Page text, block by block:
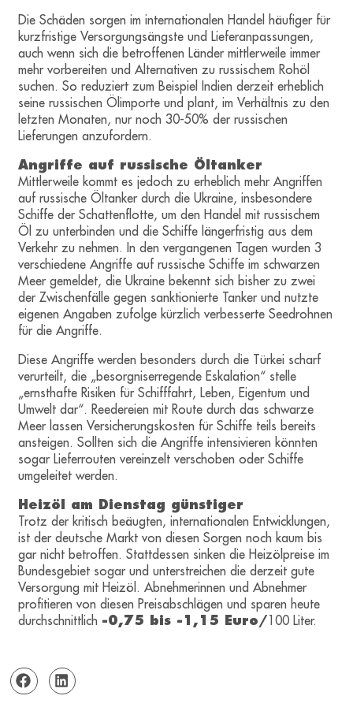
Die Schäden sorgen im internationalen Handel häufiger für
kurzfristige Versorgungsängste und Lieferanpassungen,
auch wenn sich die betroffenen Länder mittlerweile immer
mehr vorbereiten und Alternativen zu russischem Rohöl
suchen. So reduziert zum Beispiel Indien derzeit erheblich
seine russischen Ölimporte und plant, im Verhältnis zu den
letzten Monaten, nur noch 30-50% der russischen
Lieferungen anzufordern.
Angriffe auf russische Öltanker
Mittlerweile kommt es jedoch zu erheblich mehr Angriffen
auf russische Öltanker durch die Ukraine, insbesondere
Schiffe der Schattenflotte, um den Handel mit russischem
Öl zu unterbinden und die Schiffe längerfristig aus dem
Verkehr zu nehmen. In den vergangenen Tagen wurden 3
verschiedene Angriffe auf russische Schiffe im schwarzen
Meer gemeldet, die Ukraine bekennt sich bisher zu zwei
der Zwischenfälle gegen sanktionierte Tanker und nutzte
eigenen Angaben zufolge kürzlich verbesserte Seedrohnen
für die Angriffe.
Diese Angriffe werden besonders durch die Türkei scharf
verurteilt, die „besorgniserregende Eskalation“ stelle
„ernsthafte Risiken für Schifffahrt, Leben, Eigentum und
Umwelt dar“. Reedereien mit Route durch das schwarze
Meer lassen Versicherungskosten für Schiffe teils bereits
ansteigen. Sollten sich die Angriffe intensivieren könnten
sogar Lieferrouten vereinzelt verschoben oder Schiffe
umgeleitet werden.
Heizöl am Dienstag günstiger
Trotz der kritisch beäugten, internationalen Entwicklungen,
ist der deutsche Markt von diesen Sorgen noch kaum bis
gar nicht betroffen. Stattdessen sinken die Heizölpreise im
Bundesgebiet sogar und unterstreichen die derzeit gute
Versorgung mit Heizöl. Abnehmerinnen und Abnehmer
profitieren von diesen Preisabschlägen und sparen heute
durchschnittlich -0,75 bis -1,15 Euro/100 Liter.